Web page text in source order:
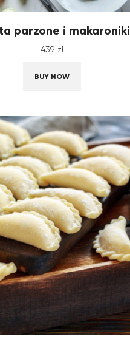
parzone i makaroniki
439 zł
BUY NOW